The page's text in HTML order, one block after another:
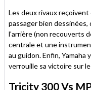
Les deux rivaux
passager bien
l'arrière (non recouverts
centrale et une
au guidon. Enfin,
verrouille sa victoire sur
Tricity 300 Vs